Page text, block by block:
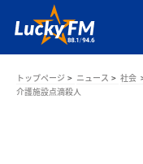
トップページ ニュース 社会
介護施設点滴殺人